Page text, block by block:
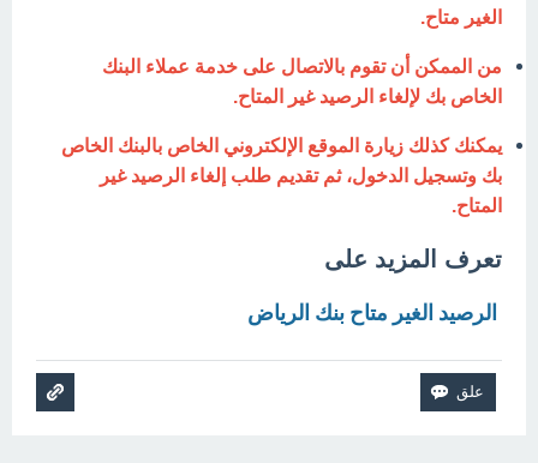
الغير متاح.
من الممكن أن تقوم بالاتصال على خدمة عملاء البنك
الخاص بك لإلغاء الرصيد غير المتاح.
يمكنك كذلك زيارة الموقع الإلكتروني الخاص بالبنك الخاص
بك وتسجيل الدخول، ثم تقديم طلب إلغاء الرصيد غير
المتاح.
تعرف المزيد على
الرصيد الغير متاح بنك الرياض